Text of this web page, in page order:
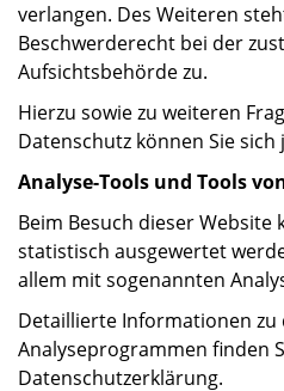
verlangen. Des Weiteren
Beschwerderecht bei der
Aufsichtsbehörde zu.
Hierzu sowie zu weiteren
Datenschutz können Sie
Analyse-Tools und Tools
Beim Besuch dieser Website
statistisch ausgewertet
allem mit sogenannten
Detaillierte Informationen zu
Analyseprogrammen finden
Datenschutzerklärung.